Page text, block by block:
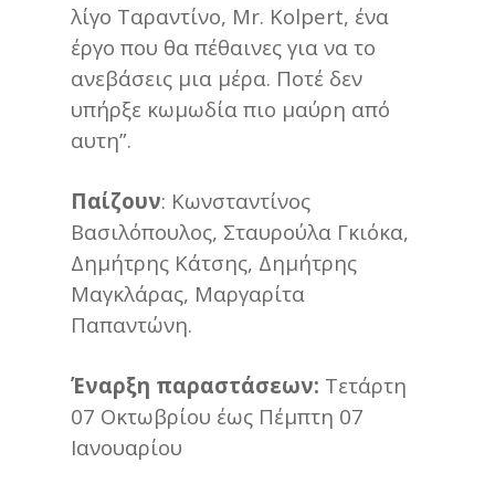
λίγο Ταραντίνο, Mr. Kolpert, ένα
έργο που θα πέθαινες για να το
ανεβάσεις μια μέρα. Ποτέ δεν
υπήρξε κωμωδία πιο μαύρη από
αυτη”.
Παίζουν: Κωνσταντίνος
Βασιλόπουλος, Σταυρούλα Γκιόκα,
Δημήτρης Κάτσης, Δημήτρης
Μαγκλάρας, Μαργαρίτα
Παπαντώνη.
Έναρξη παραστάσεων: Τετάρτη
07 Οκτωβρίου έως Πέμπτη 07
Ιανουαρίου